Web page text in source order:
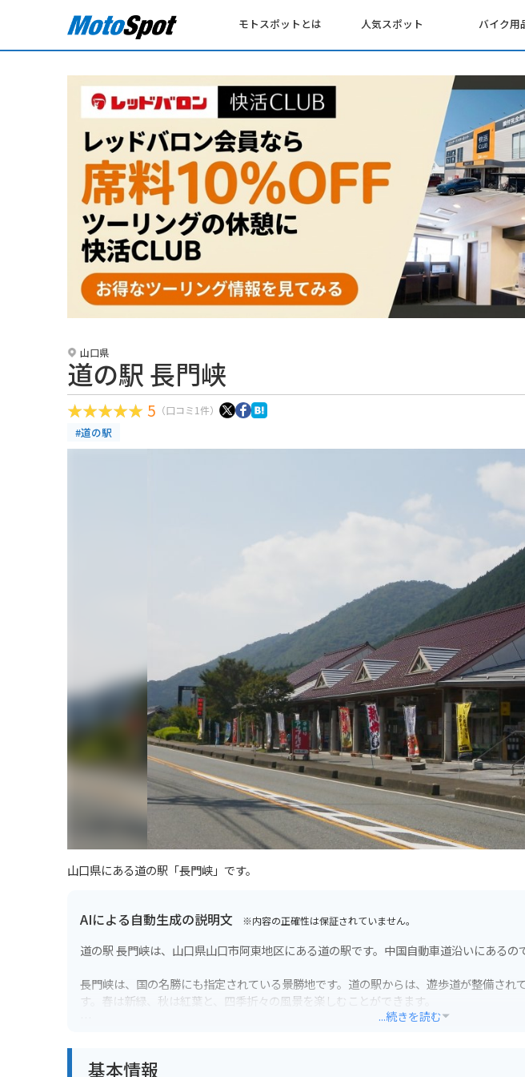
モトスポットとは 人気スポット バイク用
山口県
道の駅 長門峡
5 （口コミ1件）
#道の駅
山口県にある道の駅「長門峡」です。
AIによる自動生成の説明文 ※内容の正確性は保証されていません。
道の駅 長門峡は、山口県山口市阿東地区にある道の駅です。中国自動車道沿いにあるの
長門峡は、国の名勝にも指定されている景勝地です。道の駅からは、遊歩道が整備され
す。春は新緑、秋は紅葉と、四季折々の風景を楽しむことができます。
...続きを読む
基本情報